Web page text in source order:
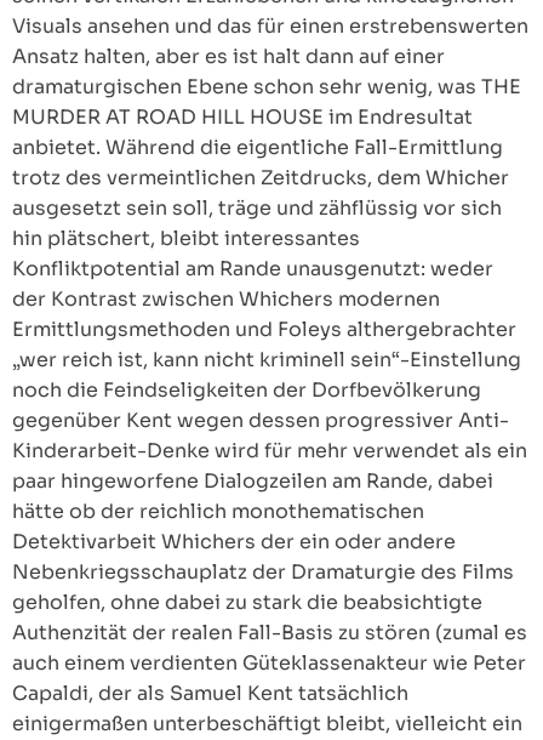
Visuals ansehen und das für einen erstrebenswerten
Ansatz halten, aber es ist halt dann auf einer
dramaturgischen Ebene schon sehr wenig, was THE
MURDER AT ROAD HILL HOUSE im Endresultat
anbietet. Während die eigentliche Fall-Ermittlung
trotz des vermeintlichen Zeitdrucks, dem Whicher
ausgesetzt sein soll, träge und zähflüssig vor sich
hin plätschert, bleibt interessantes
Konfliktpotential am Rande unausgenutzt: weder
der Kontrast zwischen Whichers modernen
Ermittlungsmethoden und Foleys althergebrachter
„wer reich ist, kann nicht kriminell sein“-Einstellung
noch die Feindseligkeiten der Dorfbevölkerung
gegenüber Kent wegen dessen progressiver Anti-
Kinderarbeit-Denke wird für mehr verwendet als ein
paar hingeworfene Dialogzeilen am Rande, dabei
hätte ob der reichlich monothematischen
Detektivarbeit Whichers der ein oder andere
Nebenkriegsschauplatz der Dramaturgie des Films
geholfen, ohne dabei zu stark die beabsichtigte
Authenzität der realen Fall-Basis zu stören (zumal es
auch einem verdienten Güteklassenakteur wie Peter
Capaldi, der als Samuel Kent tatsächlich
einigermaßen unterbeschäftigt bleibt, vielleicht ein